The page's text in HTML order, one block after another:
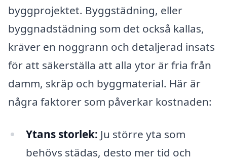
byggprojektet. Byggstädning, eller
byggnadstädning som det också kallas,
kräver en noggrann och detaljerad insats
för att säkerställa att alla ytor är fria från
damm, skräp och byggmaterial. Här är
några faktorer som påverkar kostnaden:
Ytans storlek: Ju större yta som
behövs städas, desto mer tid och